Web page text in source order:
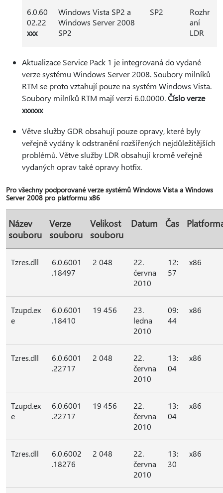
6.0.60
02.22
xxx
Windows Vista SP2 a
Windows Server 2008
SP2
SP2
Rozhr
aní
LDR
Aktualizace Service Pack 1 je integrovaná do vydané
verze systému Windows Server 2008. Soubory milníků
RTM se proto vztahují pouze na systém Windows Vista.
Soubory milníků RTM mají verzi 6.0.0000.Číslo verze
xxxxxx
Větve služby GDR obsahují pouze opravy, které byly
veřejně vydány k odstranění rozšířených nejdůležitějších
problémů. Větve služby LDR obsahují kromě veřejně
vydaných oprav také opravy hotfix.
Pro všechny podporované verze systémů Windows Vista a Windows
Server 2008 pro platformu x86
Název
souboru
Verze
souboru
Velikost
souboru
Datum Čas
Tzres.dll
6.0.6001
.18497
2 048
22.
června
2010
12:
57
x86
Tzupd.ex
e
6.0.6001
.18410
19 456
23.
ledna
2010
09:
44
x86
Tzres.dll
6.0.6001
.22717
2 048
22.
června
2010
13:
04
x86
Tzupd.ex
e
6.0.6001
.22717
19 456
22.
června
2010
13:
04
x86
Tzres.dll
6.0.6002
.18276
2 048
22.
června
2010
13:
30
x86